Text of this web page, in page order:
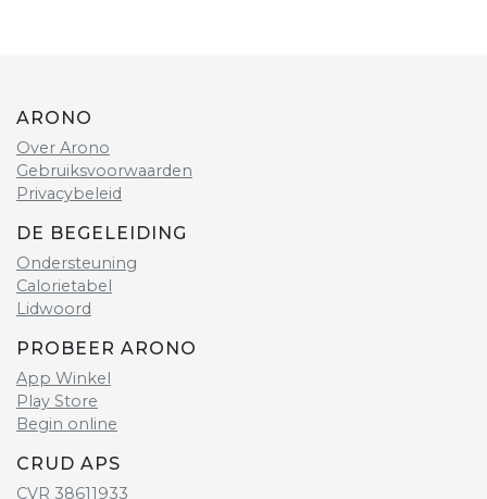
ARONO
Over Arono
Gebruiksvoorwaarden
Privacybeleid
DE BEGELEIDING
Ondersteuning
Calorietabel
Lidwoord
PROBEER ARONO
App Winkel
Play Store
Begin online
CRUD APS
CVR 38611933